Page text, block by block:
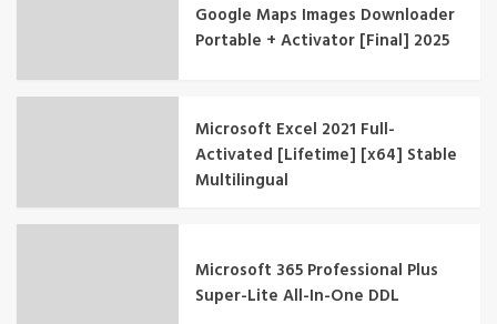
Google Maps Images Downloader
Portable + Activator [Final] 2025
Microsoft Excel 2021 Full-
Activated [Lifetime] [x64] Stable
Multilingual
Microsoft 365 Professional Plus
Super-Lite All-In-One DDL